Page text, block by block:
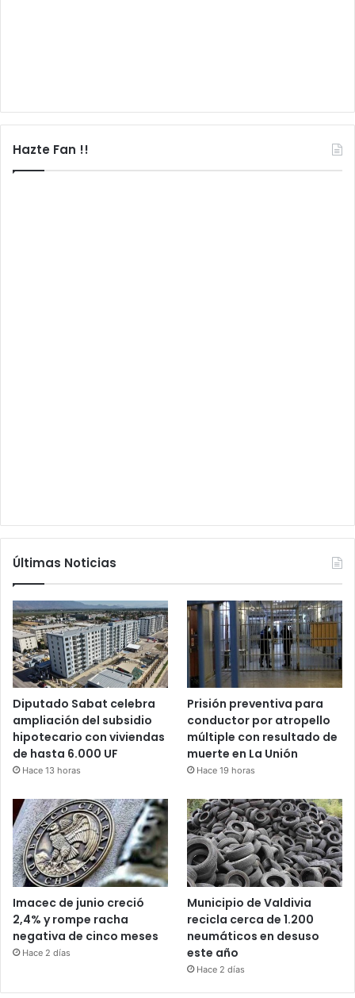
Hazte Fan !!
Últimas Noticias
Diputado Sabat celebra
ampliación del subsidio
hipotecario con viviendas
de hasta 6.000 UF
Hace 13 horas
Prisión preventiva para
conductor por atropello
múltiple con resultado de
muerte en La Unión
Hace 19 horas
Imacec de junio creció
2,4% y rompe racha
negativa de cinco meses
Hace 2 días
Municipio de Valdivia
recicla cerca de 1.200
neumáticos en desuso
este año
Hace 2 días